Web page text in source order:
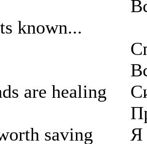
known...
are healing
saving
Я